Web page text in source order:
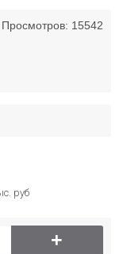
Просмотров: 15542
руб
+